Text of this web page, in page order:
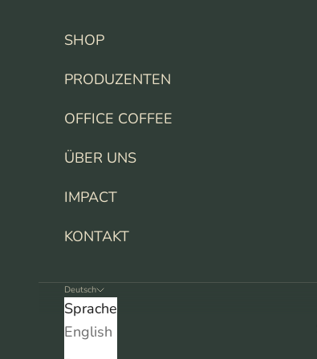
SHOP
PRODUZENTEN
OFFICE COFFEE
ÜBER UNS
IMPACT
KONTAKT
Deutsch
Sprache
English